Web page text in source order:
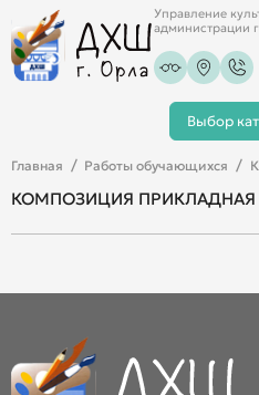
Управление
администрации
Выбор
Главная Работы обучающихся
КОМПОЗИЦИЯ ПРИКЛАДНАЯ